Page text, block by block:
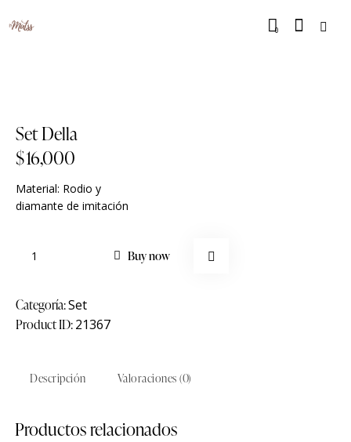
0
Set Della
$16,000
Material: Rodio y
diamante de imitación
Buy now
Categoría:Set
Product ID:21367
Descripción Valoraciones (0)
Productos relacionados